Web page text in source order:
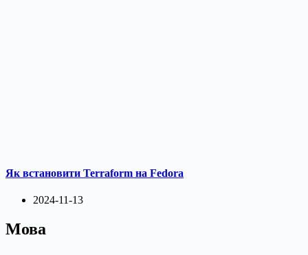
Як встановити Terraform на Fedora
2024-11-13
Мова